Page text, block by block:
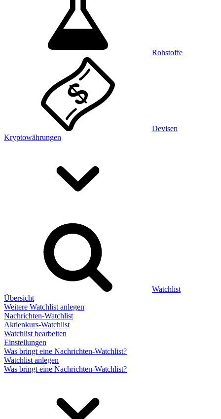
Rohstoffe
Devisen
Kryptowährungen
Watchlist
Übersicht
Weitere Watchlist anlegen
Nachrichten-Watchlist
Aktienkurs-Watchlist
Watchlist bearbeiten
Einstellungen
Was bringt eine Nachrichten-Watchlist?
Watchlist anlegen
Was bringt eine Nachrichten-Watchlist?